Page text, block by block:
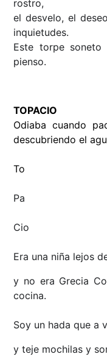
rostro,
el desvelo, el
inquietudes.
Este torpe
pienso.
TOPACIO
Odiaba cuando
descubriendo el
To
Pa
Cio
Era una niña lejos
y no era Grecia
cocina.
Soy un hada que a
y teje mochilas y